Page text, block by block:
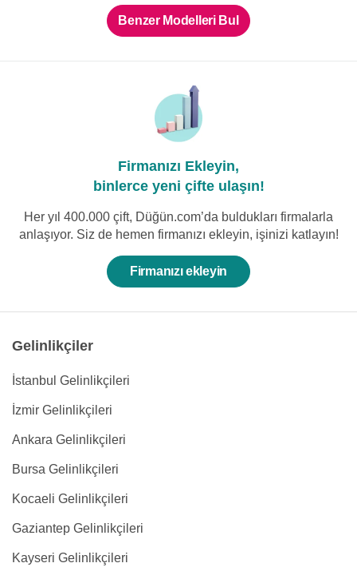
Benzer Modelleri Bul
Firmanızı Ekleyin,
binlerce yeni çifte ulaşın!
Her yıl 400.000 çift, Düğün.com’da buldukları firmalarla
anlaşıyor. Siz de hemen firmanızı ekleyin, işinizi katlayın!
Firmanızı ekleyin
Gelinlikçiler
İstanbul Gelinlikçileri
İzmir Gelinlikçileri
Ankara Gelinlikçileri
Bursa Gelinlikçileri
Kocaeli Gelinlikçileri
Gaziantep Gelinlikçileri
Kayseri Gelinlikçileri